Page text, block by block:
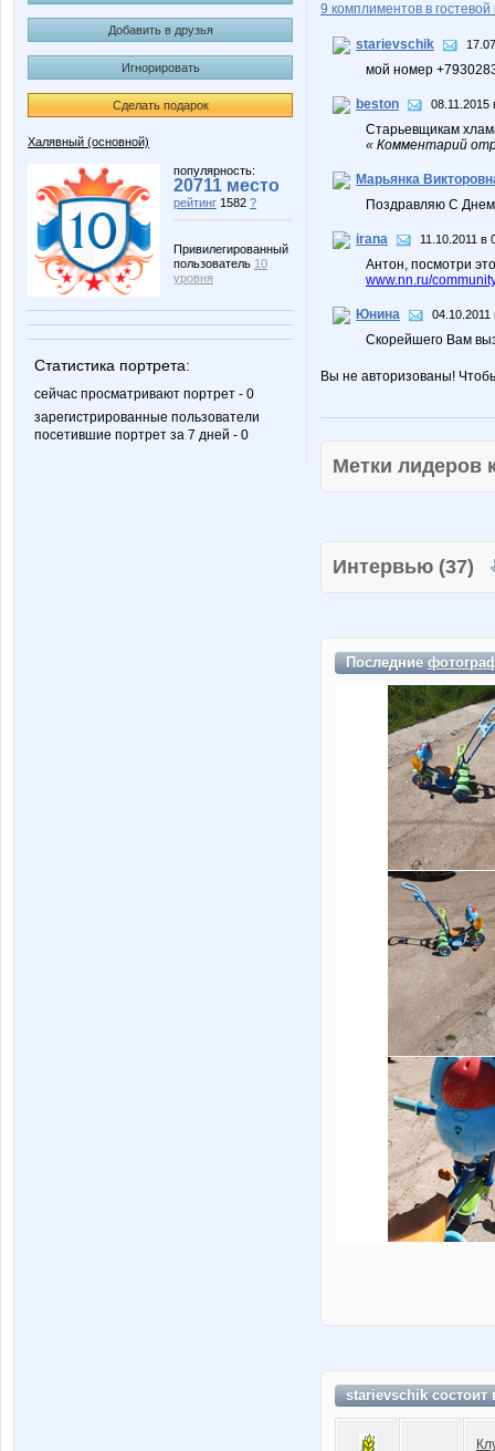
Добавить в друзья
Игнорировать
Сделать подарок
Халявный (основной)
популярность:
20711 место
рейтинг 1582 ?
Привилегированный
пользователь 10
уровня
Статистика портрета:
сейчас просматривают портрет - 0
зарегистрированные пользователи
посетившие портрет за 7 дней - 0
9 комплиментов в гостевой
starievschik
мой номер
beston 08.11.2015
Старьевщикам
« Комментарий
Марьянка
Поздравляю С
irana 11.10.2011 в
Антон, посмотри
www.nn.ru/
Юнина 04.10.2011
Скорейшего Вам
Вы не авторизованы!
Метки
Интервью (37)
Последние
starievschik состоит